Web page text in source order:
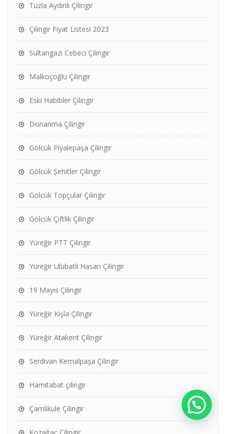
Tuzla Aydınlı Çilingir
Çilingir Fiyat Listesi 2023
Sultangazi Cebeci Çilingir
Malkoçoğlu Çilingir
Eski Habibler Çilingir
Donanma Çilingir
Gölcük Piyalepaşa Çilingir
Gölcük Şehitler Çilingir
Gölcük Topçular Çilingir
Gölcük Çiftlik Çilingir
Yüreğir PTT Çilingir
Yüreğir Ulubatlı Hasan Çilingir
19 Mayıs Çilingir
Yüreğir Kışla Çilingir
Yüreğir Atakent Çilingir
Serdivan Kemalpaşa Çilingir
Hamitabat çilingir
Çamlıkule Çilingir